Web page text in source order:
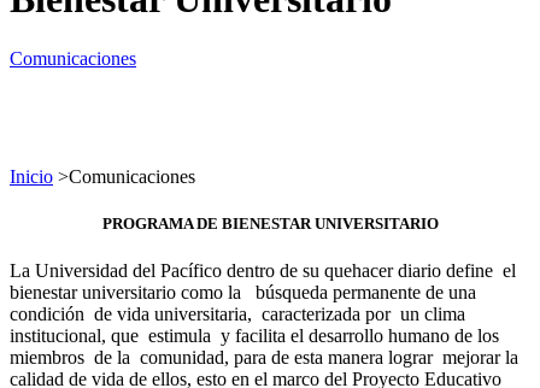
Comunicaciones
Inicio >Comunicaciones
PROGRAMA DE BIENESTAR UNIVERSITARIO
La Universidad del Pacífico dentro de su quehacer diario define el
bienestar universitario como la búsqueda permanente de una
condición de vida universitaria, caracterizada por un clima
institucional, que estimula y facilita el desarrollo humano de los
miembros de la comunidad, para de esta manera lograr mejorar la
calidad de vida de ellos, esto en el marco del Proyecto Educativo